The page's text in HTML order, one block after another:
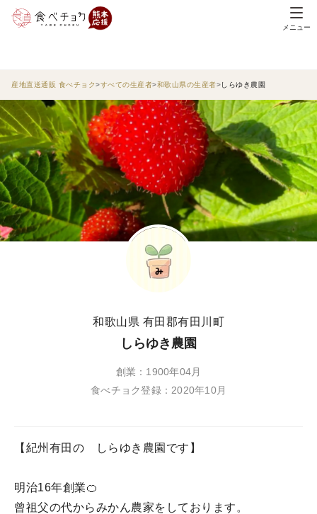
メニュー
産地直送通販 食べチョク すべての生産者 和歌山県の生産者 しらゆき農園
和歌山県 有田郡有田川町
しらゆき農園
創業：1900年04月
食べチョク登録：2020年10月
【紀州有田の しらゆき農園です】
明治16年創業🍊
曾祖父の代からみかん農家をしております。